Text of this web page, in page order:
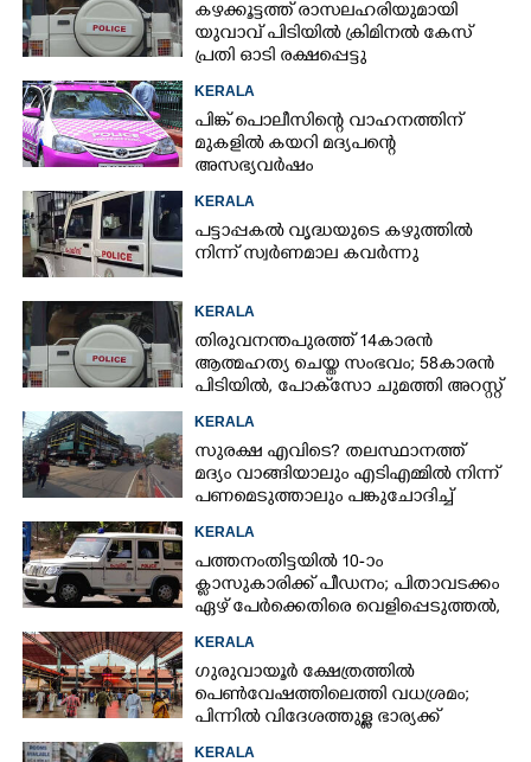
കഴക്കൂട്ടത്ത് രാസലഹരിയുമായി
യുവാവ് പിടിയിൽ ക്രിമിനൽ കേസ്
പ്രതി ഓടി രക്ഷപ്പെട്ടു
KERALA
പിങ്ക് പൊലീസിന്റെ വാഹനത്തിന്
മുകളിൽ കയറി മദ്യപന്റെ
അസഭ്യവ‌ർഷം
KERALA
പട്ടാപ്പകൽ വൃദ്ധയുടെ കഴുത്തിൽ
നിന്ന് സ്വർണമാല കവർന്നു
KERALA
തിരുവനന്തപുരത്ത് 14കാരൻ
ആത്മഹത്യ ചെയ്ത സംഭവം; 58കാരൻ
പിടിയിൽ, പോക്‌സോ ചുമത്തി അറസ്റ്റ്
KERALA
സുരക്ഷ എവിടെ?​ തലസ്ഥാനത്ത്
മദ്യം വാങ്ങിയാലും എടിഎമ്മിൽ നിന്ന്
പണമെടുത്താലും പങ്കുചോദിച്ച്
സാമൂഹ്യവിരുദ്ധർ
KERALA
പത്തനംതിട്ടയിൽ 10-ാം
ക്ലാസുകാരിക്ക് പീഡനം; പിതാവടക്കം
ഏഴ് പേർക്കെതിരെ വെളിപ്പെടുത്തൽ,
മൂന്നുപേർ അറസ്റ്റിൽ
KERALA
ഗുരുവായൂർ ക്ഷേത്രത്തിൽ
പെൺവേഷത്തിലെത്തി വധശ്രമം;
പിന്നിൽ വിദേശത്തുള്ള ഭാര്യക്ക്
ചിത്രങ്ങൾ അയച്ചതിലെ പക
KERALA